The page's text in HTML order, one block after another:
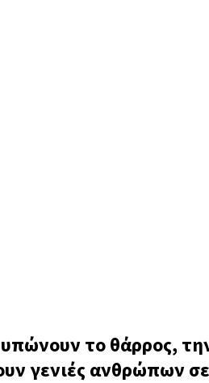
το θάρρος,
γενιές ανθρώπων